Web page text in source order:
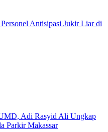
Antisipasi Jukir Liar di
Adi Rasyid Ali Ungkap
Parkir Makassar